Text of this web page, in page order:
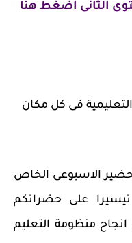
الثانى اضغط هنا
فى كل مكان
الاسبوعى الخاص
على حضراتكم
منظومة التعليم